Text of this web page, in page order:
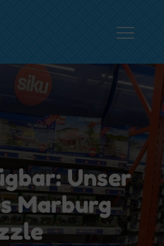
Unser
Marburg